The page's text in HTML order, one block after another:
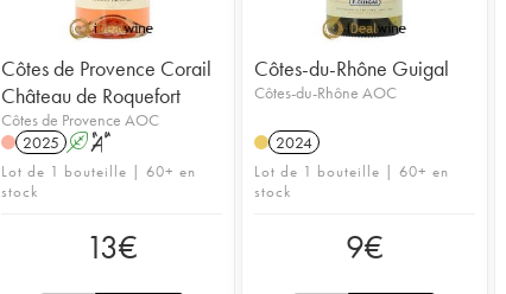
Côtes de Provence Corail
Château de Roquefort
Côtes de Provence AOC
2025 A S
Lot de 1 bouteille | 60+ en
stock
13€
Côtes-du-Rhône Guigal
Côtes-du-Rhône AOC
2024
Lot de 1 bouteille | 60+ en
stock
9€